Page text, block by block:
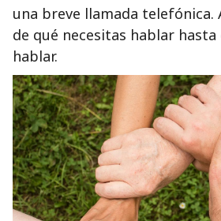
una breve llamada telefónica.
de qué necesitas hablar hasta
hablar.